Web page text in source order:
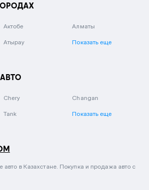
Актобе Алматы
Атырау Показать еще
Chery Changan
Tank Показать еще
в Казахстане. Покупка и продажа авто с